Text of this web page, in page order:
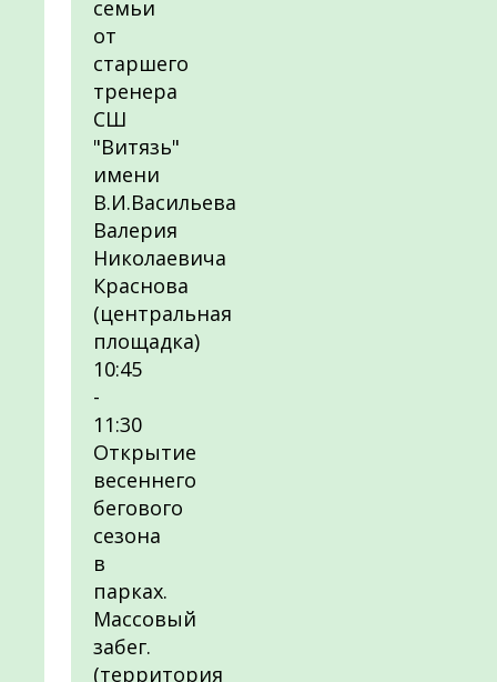
семьи
от
старшего
тренера
СШ
"Витязь"
имени
В.И.Васильева
Валерия
Николаевича
Краснова
(центральная
площадка)
10:45
-
11:30
Открытие
весеннего
бегового
сезона
в
парках.
Массовый
забег.
(территория